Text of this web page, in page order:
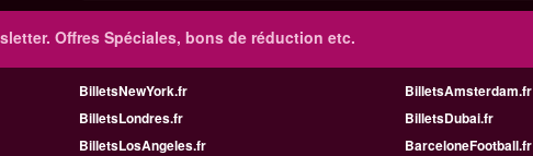
Offres Spéciales, bons de réduction etc.
BilletsNewYork.fr
BilletsAmsterdam.fr
BilletsLondres.fr
BilletsDubai.fr
BilletsLosAngeles.fr
BarceloneFootball.fr